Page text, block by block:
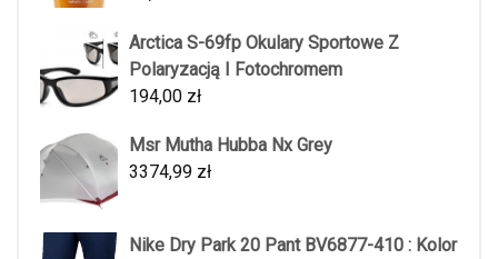
Arctica S-69fp Okulary Sportowe Z
Polaryzacją I Fotochromem
194,00 zł
Msr Mutha Hubba Nx Grey
3374,99 zł
Nike Dry Park 20 Pant BV6877-410 : Kolor